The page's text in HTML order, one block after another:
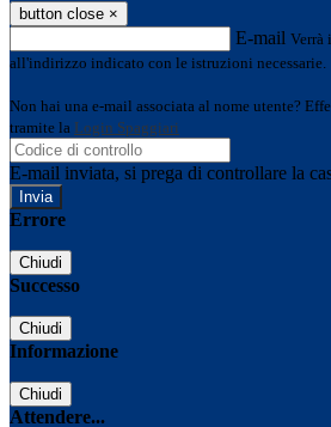
button close ×
E-mail Verrà
all'indirizzo indicato con le istruzioni necessarie.
Non hai una e-mail associata al nome utente?
tramite la Login Spaggiari
E-mail inviata, si prega di controllare la
Errore
Chiudi
Successo
Chiudi
Informazione
Chiudi
Attendere...